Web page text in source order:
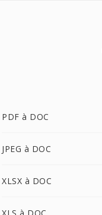
PDF à DOC
JPEG à DOC
XLSX à DOC